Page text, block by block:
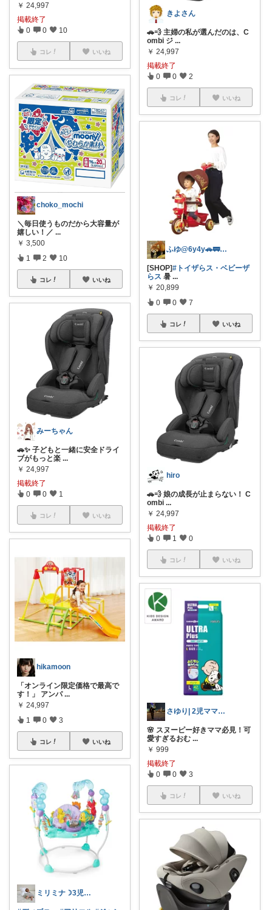
￥ 24,997
掲載終了
0 0 10
コレ いいね
choko_mochi
＼毎日使うものだから大容量が
嬉しい！／ ...
￥ 3,500
1 2 10
コレ いいね
みーちゃん
🚗✨ 子どもと一緒に安全ドライ
ブがもっと楽 ...
￥ 24,997
掲載終了
0 0 1
コレ いいね
hikamoon
「オンライン限定価格で最高で
す！」 アンパ ...
￥ 24,997
1 0 3
コレ いいね
ミリミナ☽3児の保育士ママ第4子妊娠中
きよさん
🚗💨 主婦の私が選んだのは、C
ombi ジ ...
￥ 24,997
掲載終了
0 0 2
コレ いいね
ふゆ@6y4y🚗🚃コレ歓迎🍀
[SHOP]#トイザらス・ベビーザ
らス 暑 ...
￥ 20,899
0 0 7
コレ いいね
hiro
🚗💨 娘の成長が止まらない！ C
ombi ...
￥ 24,997
掲載終了
0 1 0
コレ いいね
さゆり| 2児ママお買い物メモ🧸
🌸 スヌーピー好きママ必見！可
愛すぎるおむ ...
￥ 999
掲載終了
0 0 3
コレ いいね